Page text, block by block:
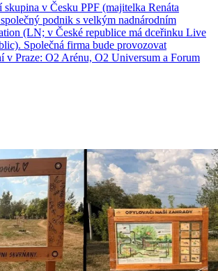
v Česku PPF (majitelka Renáta
podnik s velkým nadnárodním
(LN; v České republice má dceřinku Live
Společná firma bude provozovat
v Praze: O2 Arénu, O2 Universum a Forum